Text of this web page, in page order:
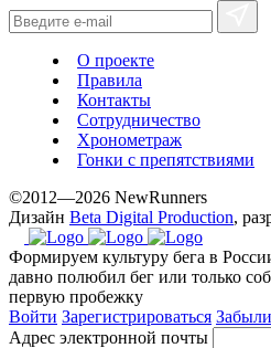
О проекте
Правила
Контакты
Сотрудничество
Хронометраж
Гонки с препятствиями
©2012—2026 NewRunners
Дизайн Beta Digital Production,
Формируем культуру бега в
давно полюбил бег или только
первую пробежку
Войти Зарегистрироваться
Адрес электронной почты